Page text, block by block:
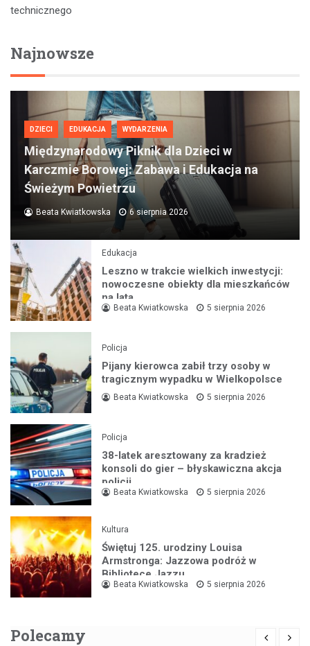
technicznego
Najnowsze
DZIECI EDUKACJA WYDARZENIA
Międzynarodowy Piknik dla Dzieci w
Karczmie Borowej: Zabawa i Edukacja na
Świeżym Powietrzu
Beata Kwiatkowska 6 sierpnia 2026
Edukacja
Leszno w trakcie wielkich inwestycji:
nowoczesne obiekty dla mieszkańców
na lata
Beata Kwiatkowska 5 sierpnia 2026
Policja
Pijany kierowca zabił trzy osoby w
tragicznym wypadku w Wielkopolsce
Beata Kwiatkowska 5 sierpnia 2026
Policja
38-latek aresztowany za kradzież
konsoli do gier – błyskawiczna akcja
policji
Beata Kwiatkowska 5 sierpnia 2026
Kultura
Świętuj 125. urodziny Louisa
Armstronga: Jazzowa podróż w
Bibliotece Jazzu
Beata Kwiatkowska 5 sierpnia 2026
Polecamy